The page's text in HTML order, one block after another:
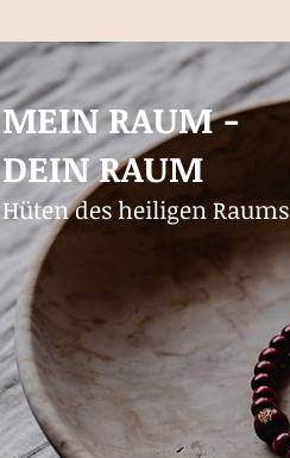
MEIN RAUM -
DEIN RAUM
Hüten des heiligen Raums